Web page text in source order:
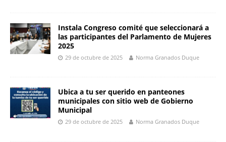
Instala Congreso comité que seleccionará a
las participantes del Parlamento de Mujeres
2025
29 de octubre de 2025 Norma Granados Duque
Ubica a tu ser querido en panteones
municipales con sitio web de Gobierno
Municipal
29 de octubre de 2025 Norma Granados Duque